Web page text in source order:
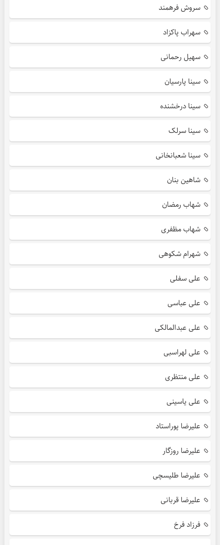
سروش فرهمند
سهراب پاکزاد
سهیل رحمانی
سینا پارسیان
سینا درخشنده
سینا سرلک
سینا شعبانخانی
شاهین بنان
شهاب رمضان
شهاب مظفری
شهرام شکوهی
علی سفلی
علی عباسی
علی عبدالمالکی
علی لهراسبی
علی منتظری
علی یاسینی
علیرضا پوراستاد
علیرضا روزگار
علیرضا طلیسچی
علیرضا قربانی
فرزاد فرخ